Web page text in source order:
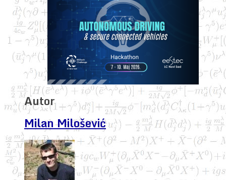
Autor
Milan Milošević